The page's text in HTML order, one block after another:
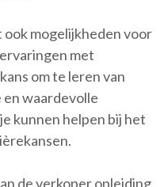
mogelijkheden voor
met
om te leren van
waardevolle
kunnen helpen bij het
de verkoper opleiding,